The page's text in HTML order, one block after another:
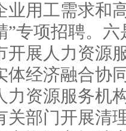
业用工需求和
”专项招聘。
开展人力资源
体经济融合协
力资源服务机
关部门开展清